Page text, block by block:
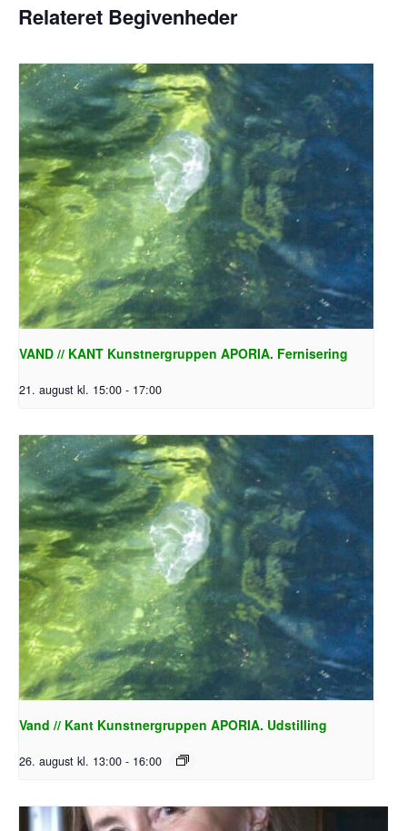
Relateret Begivenheder
VAND // KANT Kunstnergruppen APORIA. Fernisering
21. august kl. 15:00 - 17:00
Vand // Kant Kunstnergruppen APORIA. Udstilling
26. august kl. 13:00 - 16:00